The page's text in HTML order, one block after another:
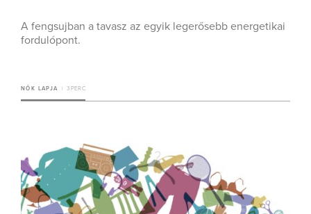
A fengsujban a tavasz az egyik legerősebb energetikai
fordulópont.
NŐK LAPJA 3 PERC